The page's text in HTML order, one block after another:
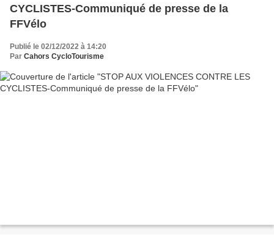
CYCLISTES-Communiqué de presse de la
FFVélo
Publié le 02/12/2022 à 14:20
Par Cahors CycloTourisme